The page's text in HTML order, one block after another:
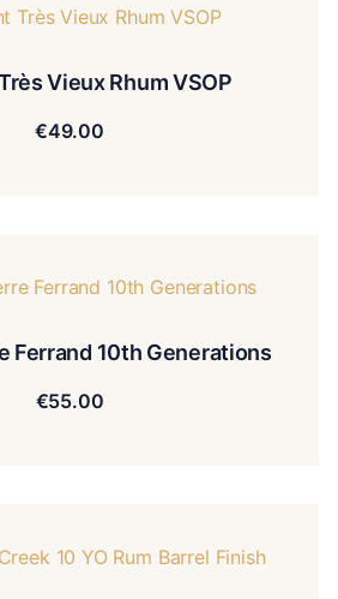
Vieux Rhum VSOP
€49.00
Ferrand 10th Generations
€55.00